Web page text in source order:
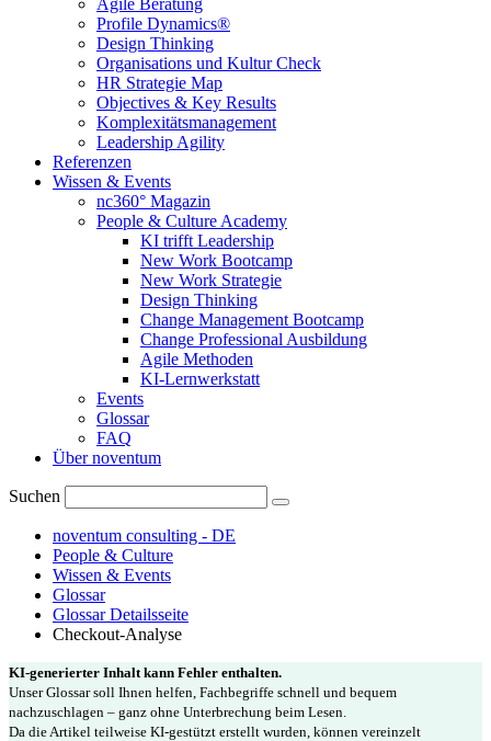
Profile Dynamics®
Design Thinking
Organisations und Kultur Check
HR Strategie Map
Objectives & Key Results
Komplexitätsmanagement
Leadership Agility
Referenzen
Wissen & Events
nc360° Magazin
People & Culture Academy
KI trifft Leadership
New Work Bootcamp
New Work Strategie
Design Thinking
Change Management Bootcamp
Change Professional Ausbildung
Agile Methoden
KI-Lernwerkstatt
Events
Glossar
FAQ
Über noventum
Suchen
noventum consulting - DE
People & Culture
Wissen & Events
Glossar
Glossar Detailsseite
Checkout-Analyse
KI-generierter Inhalt kann Fehler enthalten.
Unser Glossar soll Ihnen helfen, Fachbegriffe schnell und bequem
nachzuschlagen – ganz ohne Unterbrechung beim Lesen.
Da die Artikel teilweise KI-gestützt erstellt wurden, können vereinzelt